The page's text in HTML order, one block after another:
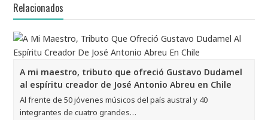
Relacionados
A mi maestro, tributo que ofreció Gustavo Dudamel
al espíritu creador de José Antonio Abreu en Chile
Al frente de 50 jóvenes músicos del país austral y 40
integrantes de cuatro grandes…